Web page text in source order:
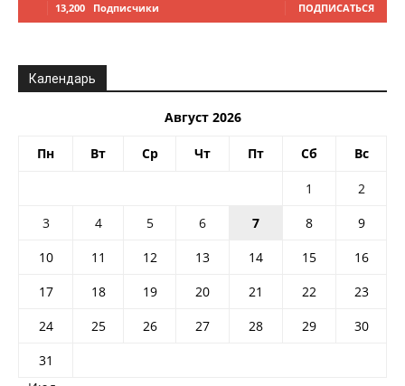
13,200 Подписчики ПОДПИСАТЬСЯ
Календарь
Август 2026
Пн Вт Ср Чт Пт Сб Вс
1
2
3
4 5 6 7 8
9
10
11 12 13 14 15
16
17
18 19 20 21 22
23
24
25 26 27 28 29
30
31